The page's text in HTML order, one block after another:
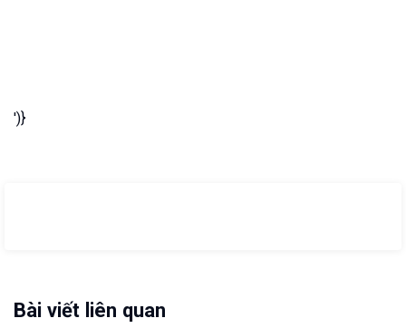
')}
Bài viết liên quan